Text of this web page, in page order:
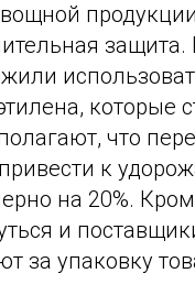
защита.
которые
что
к
на 20%.
и
за упаковку